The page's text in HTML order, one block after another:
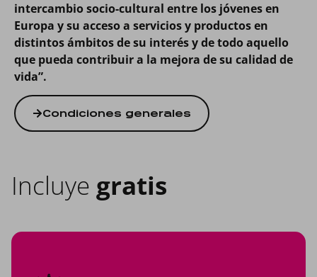
intercambio socio-cultural entre los jóvenes en
Europa y su acceso a servicios y productos en
distintos ámbitos de su interés y de todo aquello
que pueda contribuir a la mejora de su calidad de
vida”.
Condiciones generales
Incluye gratis